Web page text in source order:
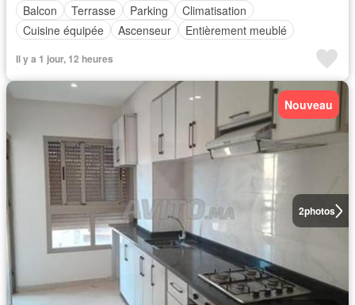
Balcon
Terrasse Parking
Climatisation
Cuisine équipée
Ascenseur Entièrement meublé
Il y a 1 jour, 12 heures
2photos
Nouveau